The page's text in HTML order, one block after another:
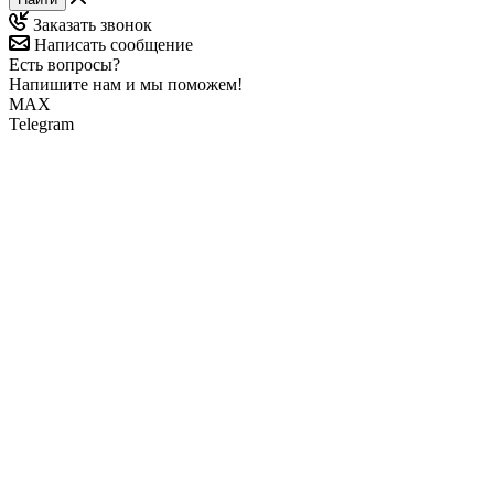
Заказать звонок
Написать сообщение
Есть вопросы?
Напишите нам и мы поможем!
MAX
Telegram